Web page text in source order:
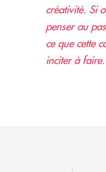
créativité. Si
penser au
ce que cette
inciter à faire.